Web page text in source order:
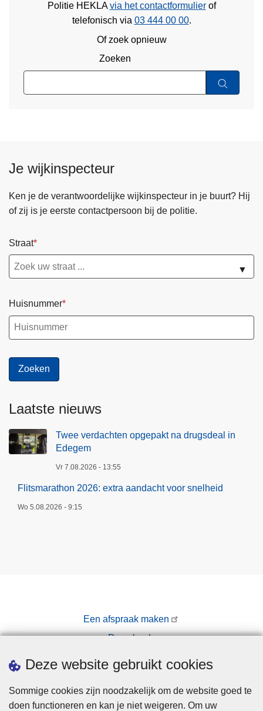
Deze website gebruikt cookies
Sommige cookies zijn noodzakelijk om de website goed te
doen functioneren en kan je niet weigeren. Om uw
Politie HEKLAvia het contactformulierof
telefonisch via 03 444 00 00.
Of zoek opnieuw
Zoeken
Je wijkinspecteur
Ken je de verantwoordelijke wijkinspecteur in je buurt? Hij
of zij is je eerste contactpersoon bij de politie.
Straat
▼
Huisnummer
Laatste nieuws
Twee verdachten opgepakt na drugsdeal in
Edegem
Vr 7.08.2026 - 13:55
Flitsmarathon 2026: extra aandacht voor snelheid
Wo 5.08.2026 - 9:15
Een afspraak maken
Downloads